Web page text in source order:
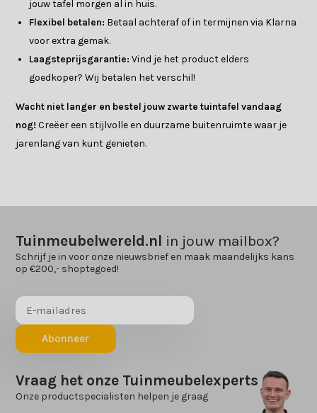
jouw tafel morgen al in huis.
Flexibel betalen: Betaal achteraf of in termijnen via Klarna
voor extra gemak.
Laagsteprijsgarantie: Vind je het product elders
goedkoper? Wij betalen het verschil!
Wacht niet langer en bestel jouw zwarte tuintafel vandaag
nog! Creëer een stijlvolle en duurzame buitenruimte waar je
jarenlang van kunt genieten.
Tuinmeubelwereld.nl in jouw mailbox?
Schrijf je in voor onze nieuwsbrief en maak maandelijks kans
op €200,- shoptegoed!
Abonneer
Vraag het onze Tuinmeubelexperts
Onze productspecialisten helpen je graag